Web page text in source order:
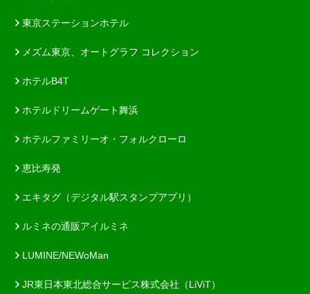
東京ステーションホテル
メズム東京、オートグラフ コレクション
ホテルB4T
ホテルドリームゲート舞浜
ホテルファミリーオ・フォルクローロ
恵比寿発
エキタグ（デジタル駅スタンプアプリ）
ルミネの通販アイルミネ
LUMINE/NEWoMan
JR東日本東北総合サービス株式会社（LiViT）